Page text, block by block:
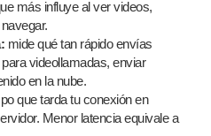
más influye al ver videos,
mide qué tan rápido envías
videollamadas, enviar
en la nube.
que tarda tu conexión en
Menor latencia equivale a